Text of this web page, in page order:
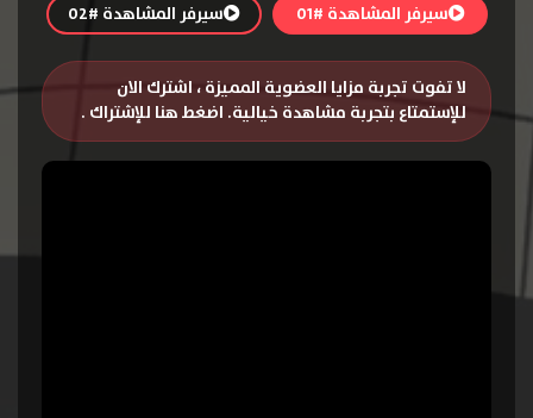
سيرفر المشاهدة #01 سيرفر المشاهدة #02
لا تفوت تجربة مزايا العضوية المميزة ، اشترك الان
للإستمتاع بتجربة مشاهدة خيالية. اضغط هنا للإشتراك .